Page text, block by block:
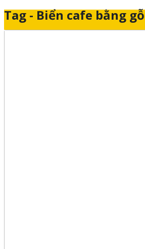
Tag - Biển cafe bằng gỗ